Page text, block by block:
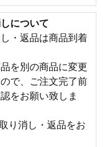
について
・返品は商品到着
を別の商品に変更
で、ご注文完了前
をお願い致しま
り消し・返品をお